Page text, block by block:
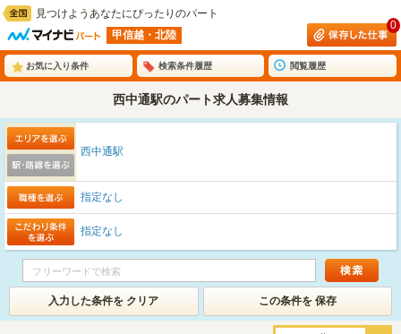
見つけようあなたにぴったりのパート
甲信越・北陸
0
お気に入り条件 検索条件履歴 閲覧履歴
西中通駅のパート求人募集情報
西中通駅
指定なし
指定なし
入力した条件を クリア この条件を 保存